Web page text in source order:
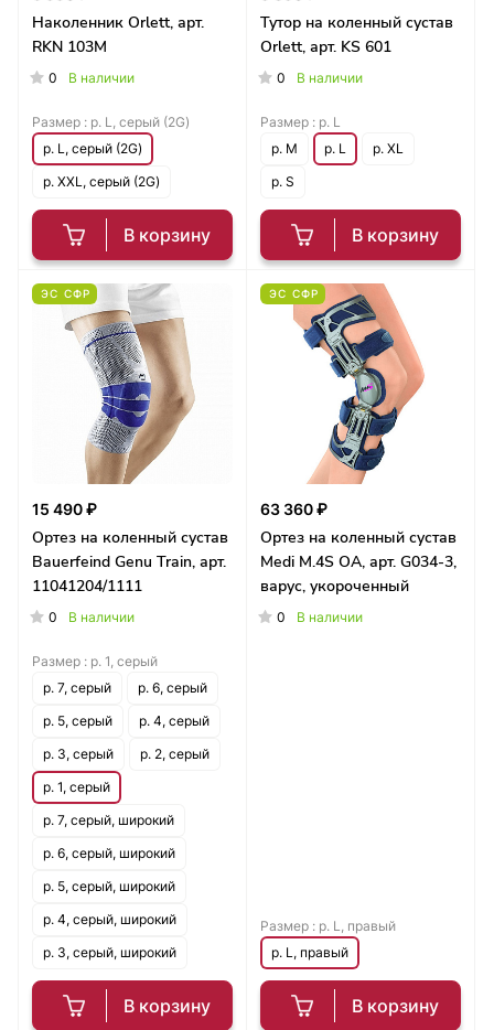
Наколенник Orlett, арт.
RKN 103М
0 В наличии
В корзину
Размер : р. L, серый (2G)
р. L, серый (2G)
р. XXL, серый (2G)
Тутор на коленный сустав
Orlett, арт. KS 601
0 В наличии
В корзину
Размер : р. L
р. M
р. L
р. XL
р. S
ЭС СФР
15 490 ₽
Ортез на коленный сустав
Bauerfeind Genu Train, арт.
11041204/1111
0 В наличии
В корзину
Размер : р. 1, серый
р. 7, серый
р. 6, серый
р. 5, серый
р. 4, серый
р. 3, серый
р. 2, серый
р. 1, серый
р. 7, серый, широкий
р. 6, серый, широкий
р. 5, серый, широкий
р. 4, серый, широкий
р. 3, серый, широкий
ЭС СФР
63 360 ₽
Ортез на коленный сустав
Medi M.4S OA, арт. G034-3,
варус, укороченный
0 В наличии
В корзину
Размер : р. L, правый
р. L, правый